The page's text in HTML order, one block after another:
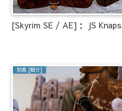
[Skyrim SE / AE]： JS
防具 [紹介]